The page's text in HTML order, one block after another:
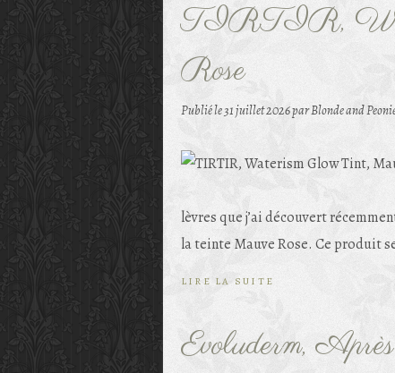
TIRTIR,
Rose
Publié le31 juillet 2026par Blonde and
lèvres que j’ai découvert
la teinte Mauve Rose. Ce produit
LIRE LA SUITE
Evoluderm,